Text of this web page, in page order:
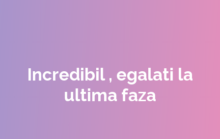
Incredibil , egalati la
ultima faza